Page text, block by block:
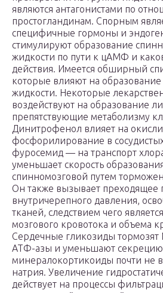
являются антагонистами по
простогландинам. Спорным
специфичные гормоны и
стимулируют образование
жидкости по пути к цАМФ и
действия. Имеется обширный
которые влияют на
жидкости. Некоторые
воздействуют на образование
препятствующие метаболизму
Динитрофенол влияет на
фосфорилирование в
фуросемид — на транспорт
уменьшает скорость
спинномозговой путем
Он также вызывает
внутричерепного давления,
тканей, следствием чего
мозгового кровотока и объема
Сердечные гликозиды тормозят
АТФ-азы и уменьшают секрецию
минералокортикоиды почти не
натрия. Увеличение
действует на процессы